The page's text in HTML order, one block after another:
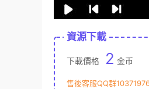
資源下載
下載價格 2 金币
售後客服QQ群